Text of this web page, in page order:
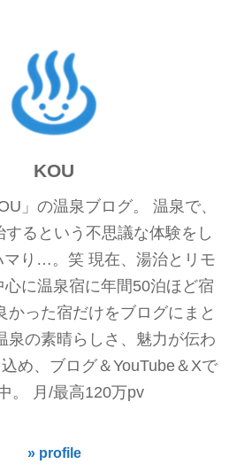
KOU
」の温泉ブログ。 温泉で、
するという不思議な体験をし
マり…。笑 現在、湯治とリモ
心に温泉宿に年間50泊ほど宿
かった宿だけをブログにまと
泉の素晴らしさ、魅力が伝わ
め、ブログ＆YouTube＆Xで
。 月/最高120万pv
» profile